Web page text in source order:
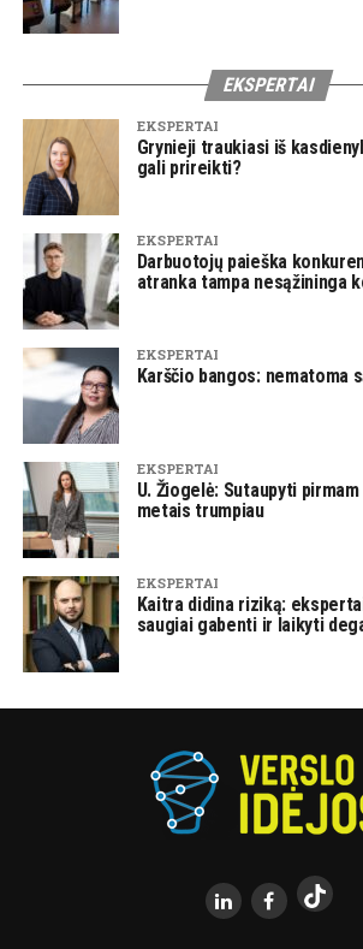
EKSPERTAI
EKSPERTAI
Grynieji traukiasi iš
gali prireikti?
EKSPERTAI
Darbuotojų paieška
atranka tampa nesąžininga
EKSPERTAI
Karščio bangos: nematoma
EKSPERTAI
U. Žiogelė: Sutaupyti
metais trumpiau
EKSPERTAI
Kaitra didina riziką:
saugiai gabenti ir laikyti